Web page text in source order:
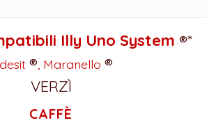
Illy Uno System ®*
® , Maranello ®
VERZÌ
CAFFÈ